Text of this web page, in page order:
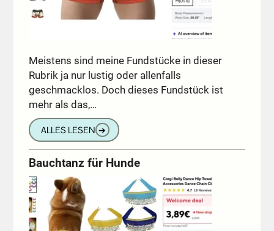
Meistens sind meine Fundstücke in dieser
Rubrik ja nur lustig oder allenfalls
geschmacklos. Doch dieses Fundstück ist
mehr als das,…
ALLES LESEN ➔
Bauchtanz für Hunde